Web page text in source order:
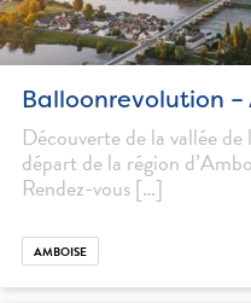
Balloonrevolution
Découverte de la vallée
départ de la région
Rendez-vous […]
AMBOISE